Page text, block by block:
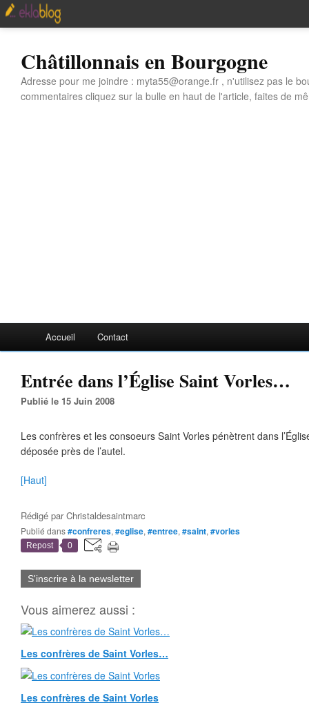
Châtillonnais en Bourgogne
Adresse pour me joindre : myta55@orange.fr , n'utilisez pas le
commentaires cliquez sur la bulle en haut de l'article, faites de
Accueil Contact
Entrée dans l’Église Saint Vorles…
Publié le 15 Juin 2008
Les confrères et les consoeurs Saint Vorles pénètrent dans
déposée près de l’autel.
[Haut]
Rédigé parChristaldesaintmarc
Publié dans#confreres, #eglise, #entree, #saint, #vorles
Repost 0
S'inscrire à la newsletter
Vous aimerez aussi :
Les confrères de Saint Vorles…
Les confrères de Saint Vorles